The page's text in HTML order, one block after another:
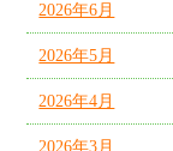
2026年6月
2026年5月
2026年4月
2026年3月